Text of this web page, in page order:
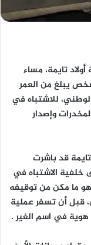
تايمة، مساء
شخص يبلغ من العمر
للاشتباه في
وإصدار
قد باشرت
خلفية الاشتباه في
ما مكن من توقيفه
قبل أن تسفر عملية
في اسم الغير .